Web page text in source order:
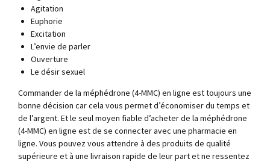
Agitation
Euphorie
Excitation
L’envie de parler
Ouverture
Le désir sexuel
Commander de la méphédrone (4-MMC) en ligne est toujours une
bonne décision car cela vous permet d’économiser du temps et
de l’argent. Et le seul moyen fiable d’acheter de la méphédrone
(4-MMC) en ligne est de se connecter avec une pharmacie en
ligne. Vous pouvez vous attendre à des produits de qualité
supérieure et à une livraison rapide de leur part et ne ressentez